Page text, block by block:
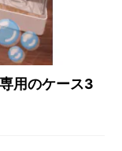
用のケース3